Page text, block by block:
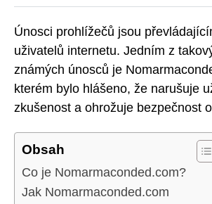
Únosci prohlížečů jsou
uživatelů internetu. Jedním z
známých únosců je
kterém bylo hlášeno, že narušuje
zkušenost a ohrožuje bezpečnost
Obsah
Co je Nomarmaconded.com?
Jak Nomarmaconded.com